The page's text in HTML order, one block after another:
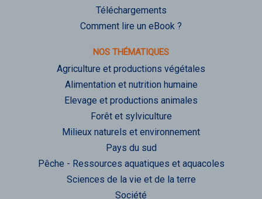
Téléchargements
Comment lire un eBook ?
NOS THÉMATIQUES
Agriculture et productions végétales
Alimentation et nutrition humaine
Elevage et productions animales
Forêt et sylviculture
Milieux naturels et environnement
Pays du sud
Pêche - Ressources aquatiques et aquacoles
Sciences de la vie et de la terre
Société